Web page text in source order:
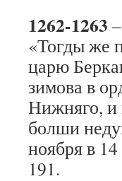
1262-1263
«Тогды же
царю
зимова в
Нижняго, и
болши
ноября в
191.